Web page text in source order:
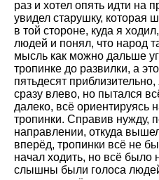
раз и хотел опять идти на
увидел старушку, которая
в той стороне, куда я
людей и понял, что народ
мысль как можно дальше
тропинке до развилки, а
пятьдесят
сразу влево, но пытался
далеко, всё ориентируясь
тропинки. Справив нужду,
направлении, откуда
вперёд, тропинки всё не
начал ходить, но всё было
слышны были голоса